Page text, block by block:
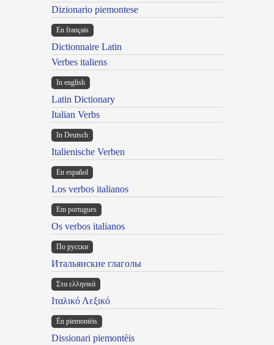
Dizionario piemontese
En français
Dictionnaire Latin
Verbes italiens
In english
Latin Dictionary
Italian Verbs
In Deutsch
Italienische Verben
En español
Los verbos italianos
Em portugues
Os verbos italianos
По русски
Итальянские глаголы
Στα ελληνικά
Ιταλικό Λεξικό
Ën piemontèis
Dissionari piemontèis